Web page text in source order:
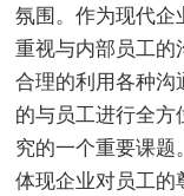
氛围。作为现代企
重视与内部员工的
合理的利用各种沟
的与员工进行全方
究的一个重要课题
体现企业对员工的